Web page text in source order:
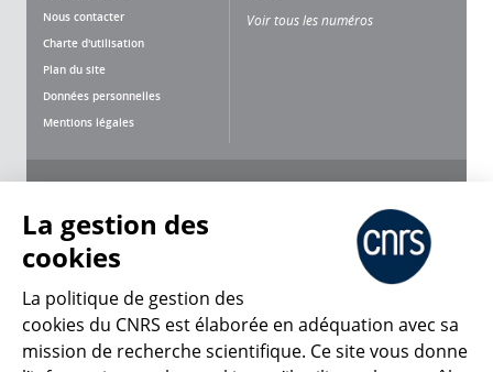
Nous contacter
Charte d'utilisation
Plan du site
Données personnelles
Mentions légales
Voir tous les numéros
CNRS Le Mag
La gestion des
cookies
La politique de gestion des
cookies du CNRS est élaborée en adéquation avec sa
mission de recherche scientifique. Ce site vous donne